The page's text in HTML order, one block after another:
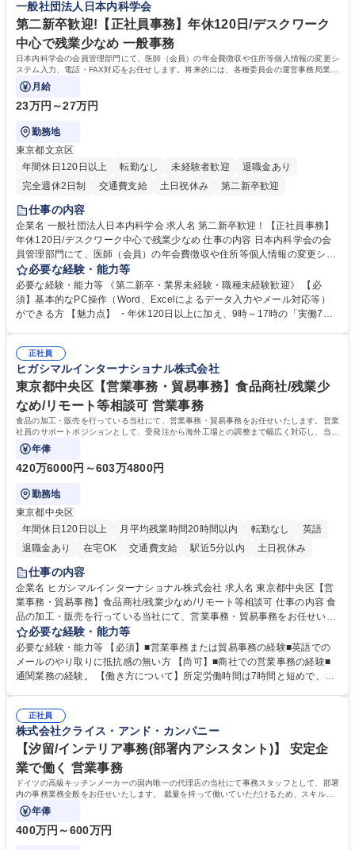
イフスタイルに応じた柔軟な働き方が可能です。育児や介護との両立も応
援します。 学歴・資格 学歴：大学院 大学 語学力： 資格：
一般社団法人日本内科学会
第二新卒歓迎!【正社員事務】年休120日/デスクワーク
中心で残業少なめ 一般事務
日本内科学会の会員管理部門にて、医師（会員）の年会費徴収や住所等個人情報の変更シ
ステム入力、電話・FAX対応をお任せします。将来的には、各種委員会の運営事務局業務
などにも幅広く携わっていただきます。
月給
23万円～27万円
勤務地
東京都文京区
年間休日120日以上
転勤なし 未経験者歓迎
退職金あり
完全週休2日制
交通費支給 土日祝休み 第二新卒歓迎
仕事の内容
企業名 一般社団法人日本内科学会 求人名 第二新卒歓迎！【正社員事務】
年休120日/デスクワーク中心で残業少なめ 仕事の内容 日本内科学会の会
員管理部門にて、医師（会員）の年会費徴収や住所等個人情報の変更シス
テム入力、電話・FAX対応をお任せします。将来的には、各種委員会の運
営事務局業務などにも幅広く携わっていただきます。 【会員管理・データ
入力業務】 ・医師（会員）の住所変更、個人情報のシステム登録・更新
・年会費の徴収管理や入金データの照合確認 【問い合わせ対応】 ・会員
年休120日/デスクワーク中心で残業少なめ
必要な経験・能力等
必要な経験・能力等 《第二新卒・業界未経験・職種未経験歓迎》 【必
須】基本的なPC操作（Word、Excelによるデータ入力やメール対応等）
ができる方 【魅力点】 ・年休120日以上に加え、9時～17時の「実働7時
整、資料作成、当日の運営サポート 学歴・資格 学歴：大学院 大学 語学
力： 資格：
正社員
ヒガシマルインターナショナル株式会社
東京都中央区【営業事務・貿易事務】食品商社/残業少
なめ/リモート等相談可 営業事務
食品の加工・販売を行っている当社にて、営業事務・貿易事務をお任せいたします。営業
社員のサポートポジションとして、受発注から海外工場との調整まで幅広く対応し、当社
事業の根幹を支えていただきます。
年俸
420万6000円～603万4800円
勤務地
東京都中央区
年間休日120日以上
月平均残業時間20時間以内 転勤なし
英語
退職金あり
在宅OK 交通費支給 駅近5分以内 土日祝休み
仕事の内容
企業名 ヒガシマルインターナショナル株式会社 求人名 東京都中央区【営
業事務・貿易事務】食品商社/残業少なめ/リモート等相談可 仕事の内容 食
品の加工・販売を行っている当社にて、営業事務・貿易事務をお任せいた
します。営業社員のサポートポジションとして、受発注から海外工場との
調整まで幅広く対応し、当社事業の根幹を支えていただきます。 ■受発注
業務、請求書発行 ■海外工場とのスケジュール調整 ■在庫管理 ■輸入書類
の確認・作成 ■配送手配 ■通関業者を通して行う輸出入業全般 ■倉庫との
ルプロデュースしているため、商品に関わる全ての業務をサポート頂きま
す。 募集職種 東京都中央区【営業事務・貿易事務】食品商社/残業少なめ/
リモート等相談可
必要な経験・能力等
必要な経験・能力等 【必須】■営業事務または貿易事務の経験■英語での
メールのやり取りに抵抗感の無い方 【尚可】■商社での営業事務の経験■
通関業務の経験。 【働き方について】所定労働時間は7時間と短めで、残
の強み】1991年の設立以来、外食産業を中心としたお客様の多様なニー
ズに沿った冷凍水産物等の生産・輸入・販売を一貫して手掛けています。
自社工場と海外拠点の強固な連携によるワンストップサービスが最大の強
みです。 学歴・資格 学歴：大学院 大学 語学力：英語 資格：
正社員
株式会社クライス・アンド・カンパニー
【汐留/インテリア事務(部署内アシスタント)】 安定企
業で働く 営業事務
ドイツの高級キッチンメーカーの国内唯一の代理店の当社にて事務スタッフとして、部署
内の事務業務全般をお任せいたします。 裁量を持って働いていただけるため、スキルア
ップも可能です。
年俸
400万円～600万円